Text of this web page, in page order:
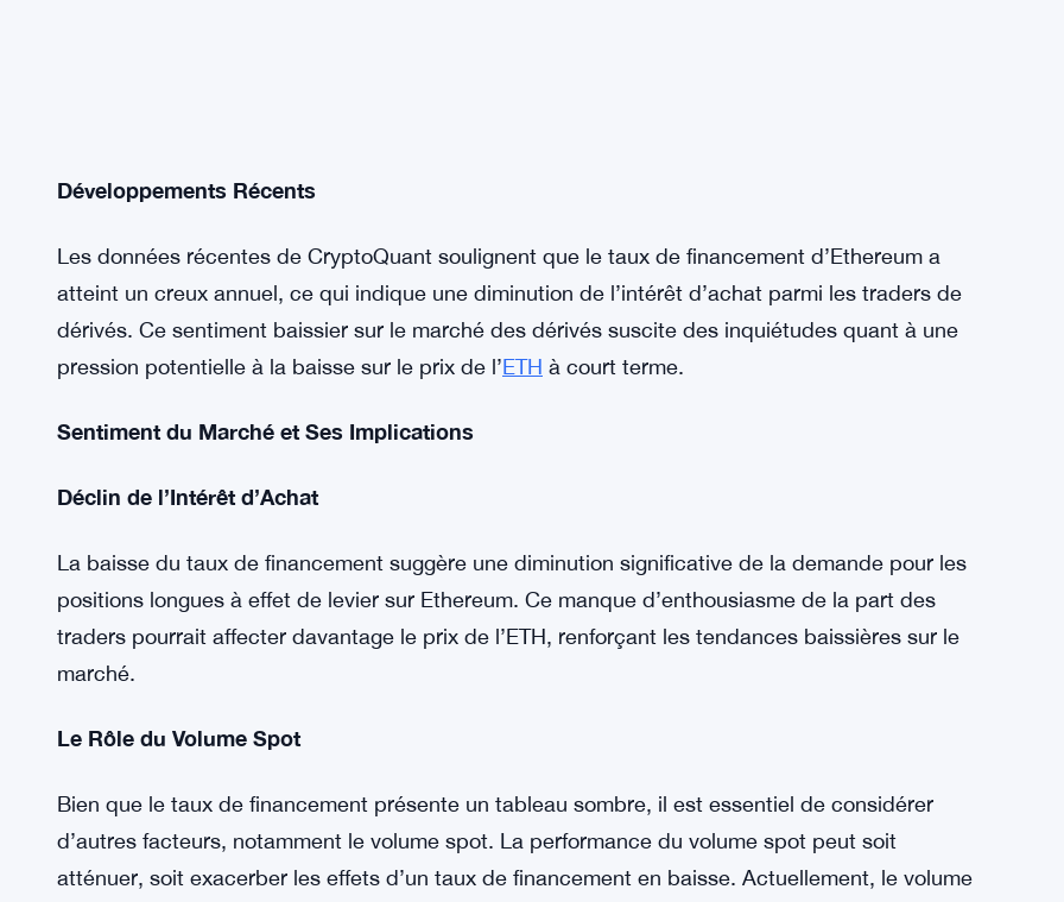
Développements Récents
Les données récentes de CryptoQuant soulignent que le taux de financement d’Ethereum a
dérivés. Ce sentiment baissier sur le marché des dérivés suscite des inquiétudes quant à une
pression potentielle à la baisse sur le prix de l’
à court terme.
Sentiment du Marché et Ses Implications
Déclin de l’Intérêt d’Achat
La baisse du taux de financement suggère une diminution significative de la demande pour les
positions longues à effet de levier sur Ethereum. Ce manque d’enthousiasme de la part des
traders pourrait affecter davantage le prix de l’ETH, renforçant les tendances baissières sur le